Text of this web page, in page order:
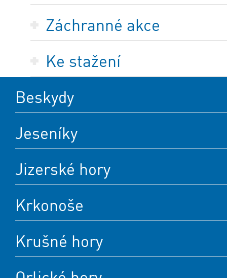
Záchranné akce
Ke stažení
Beskydy
Jeseníky
Jizerské hory
Krkonoše
Krušné hory